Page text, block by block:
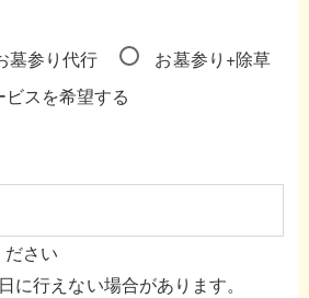
墓参り代行
お墓参り+除草
スを希望する
さい
に行えない場合があります。